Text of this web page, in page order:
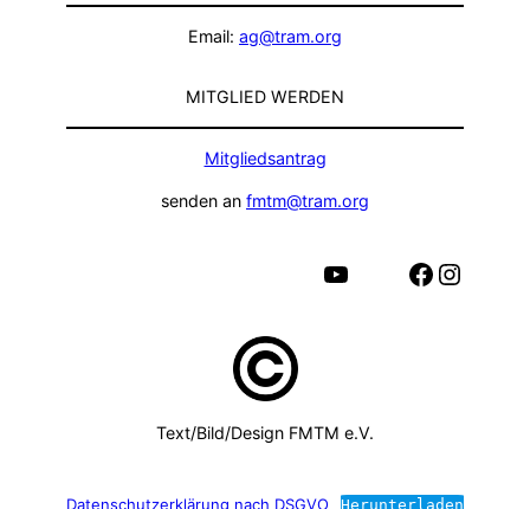
Email: ag@tram.org
MITGLIED WERDEN
Mitgliedsantrag
senden an fmtm@tram.org
Facebook Instagram
YouTube
Text/Bild/Design FMTM e.V.
Datenschutzerklärung nach DSGVO Herunterladen